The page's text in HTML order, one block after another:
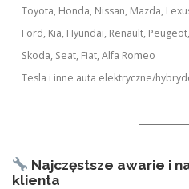
Toyota, Honda, Nissan, Mazda,
Ford, Kia, Hyundai, Renault,
Skoda, Seat, Fiat, Alfa Romeo
Tesla i inne auta elektryczne/
Najczęstsze awarie i
klienta